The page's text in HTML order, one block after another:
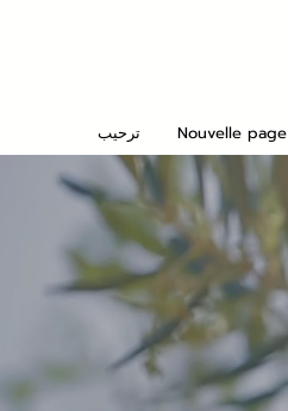
ترحيب Nouvelle page